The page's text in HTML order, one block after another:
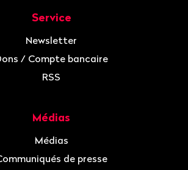
Service
Newsletter
/ Compte bancaire
RSS
Médias
Médias
de presse